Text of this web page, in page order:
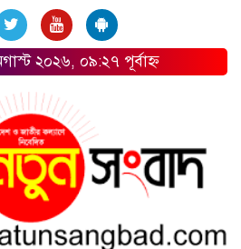
২০২৬, ০৯:২৭ পূর্বাহ্ন